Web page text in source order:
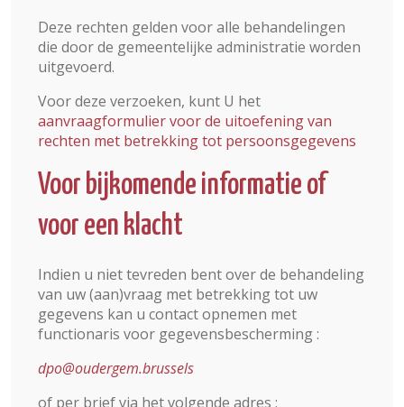
Deze rechten gelden voor alle behandelingen
die door de gemeentelijke administratie worden
uitgevoerd.
Voor deze verzoeken, kunt U het
aanvraagformulier voor de uitoefening van
rechten met betrekking tot persoonsgegevens
Voor bijkomende informatie of
voor een klacht
Indien u niet tevreden bent over de behandeling
van uw (aan)vraag met betrekking tot uw
gegevens kan u contact opnemen met
functionaris voor gegevensbescherming :
dpo@oudergem.brussels
of per brief via het volgende adres :